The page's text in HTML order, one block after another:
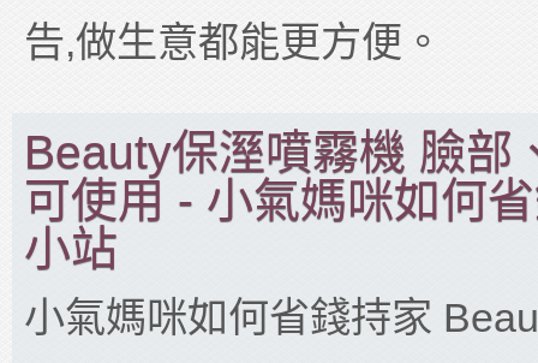
告,做生意都能更方便。
Beauty保溼噴霧機 臉部
可使用 - 小氣媽咪如何
小站
小氣媽咪如何省錢持家